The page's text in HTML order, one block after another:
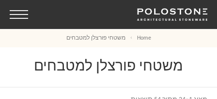
Home משטחי פורצלן למטבחים
משטחי פורצלן למטבחים